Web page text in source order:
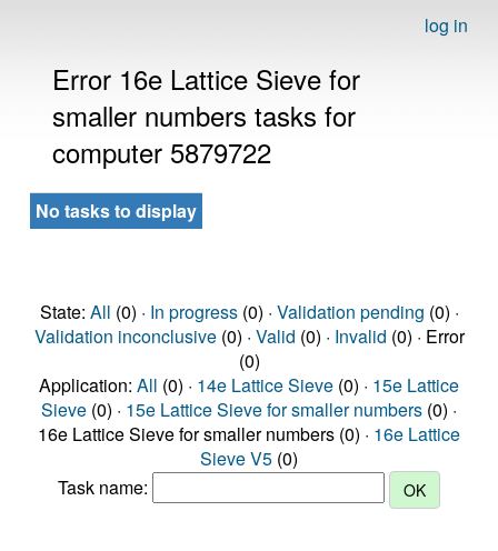
log in
Error 16e Lattice Sieve for
smaller numbers tasks for
computer 5879722
No tasks to display
State: All (0) · In progress(0) · Validation pending (0) ·
Validation inconclusive(0) · Valid (0) · Invalid (0) · Error
(0)
Application: All (0) · 14e Lattice Sieve (0) · 15e Lattice
Sieve (0) · 15e Lattice Sieve for smaller numbers (0) ·
16e Lattice Sieve for smaller numbers (0) · 16e Lattice
Sieve V5 (0)
Task name: